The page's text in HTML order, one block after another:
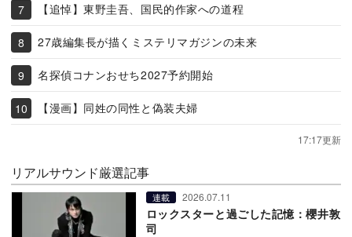
【追悼】東野圭吾、国民的作家への道程
27歳編集長が描くミステリマガジンの未来
名探偵コナンおせち2027予約開始
【漫画】同姓の同性と偽装夫婦
17:17更新
リアルサウンド厳選記事
連載 2026.07.11
ロックスターと過ごした記憶：櫻井敦
司